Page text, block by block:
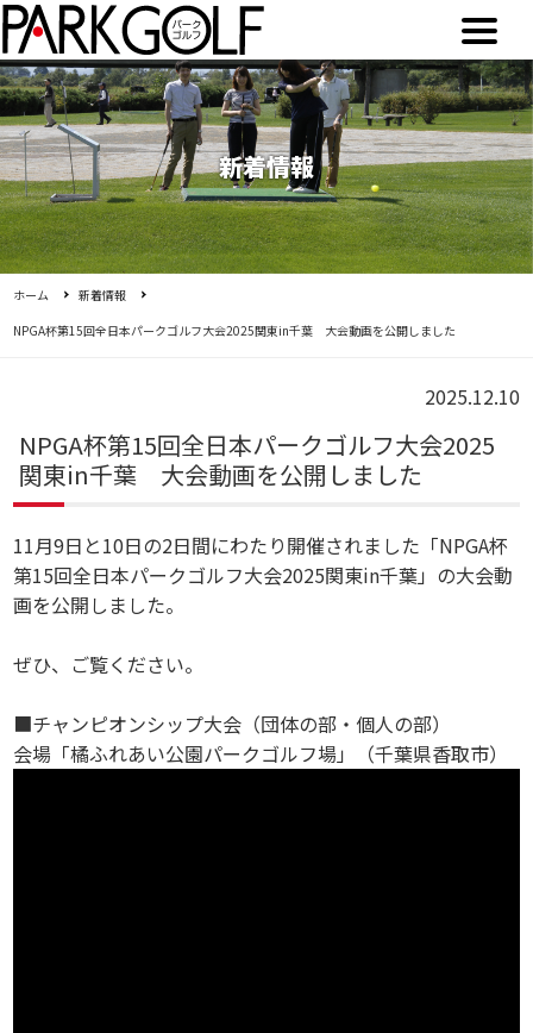
新着情報
ホーム
新着情報
NPGA杯第15回全日本パークゴルフ大会2025関東in千葉 大会動画を公開しました
2025.12.10
NPGA杯第15回全日本パークゴルフ大会2025
関東in千葉 大会動画を公開しました
11月9日と10日の2日間にわたり開催されました「NPGA杯
第15回全日本パークゴルフ大会2025関東in千葉」の大会動
画を公開しました。
ぜひ、ご覧ください。
■チャンピオンシップ大会（団体の部・個人の部）
会場「橘ふれあい公園パークゴルフ場」（千葉県香取市）